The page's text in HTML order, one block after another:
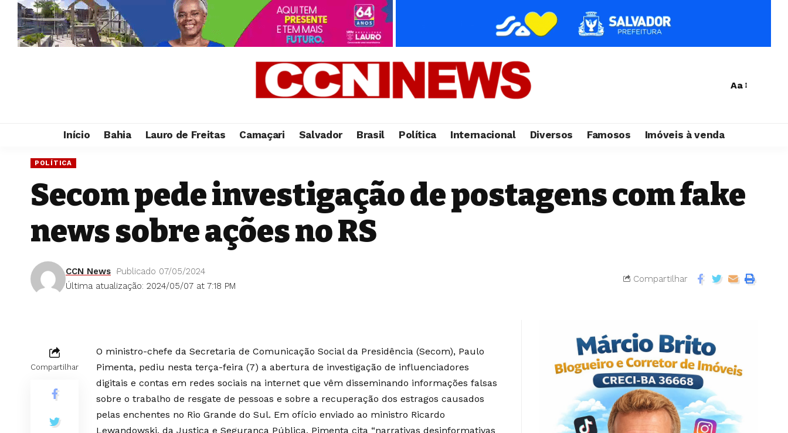
Aa
Início Bahia Lauro de Freitas Camaçari Salvador Brasil Política Internacional Diversos Famosos Imóveis à venda
POLÍTICA
Secom pede investigação de postagens com fake
news sobre ações no RS
Última atualização: 2024/05/07 at 7:18 PM
CCN News Publicado 07/05/2024
Compartilhar
Compartilhar
O ministro-chefe da Secretaria de Comunicação Social da Presidência (Secom), Paulo
Pimenta, pediu nesta terça-feira (7) a abertura de investigação de influenciadores
digitais e contas em redes sociais na internet que vêm disseminando informações falsas
sobre o trabalho de resgate de pessoas e sobre a recuperação dos estragos causados
pelas enchentes no Rio Grande do Sul. Em ofício enviado ao ministro Ricardo
Lewandowski, da Justiça e Segurança Pública, Pimenta cita “narrativas desinformativas